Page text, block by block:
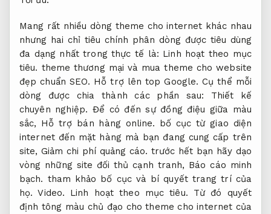
Mang rất nhiều dòng theme cho internet khác nhau
nhưng hai chỉ tiêu chính phân dòng được tiêu dùng
đa dạng nhất trong thực tế là: Linh hoạt theo mục
tiêu. theme thương mại và mua theme cho website
đẹp chuẩn SEO. Hỗ trợ lên top Google. Cụ thể mỗi
dòng được chia thành các phần sau: Thiết kế
chuyên nghiệp. Để có đến sự đồng điệu giữa màu
sắc, Hỗ trợ bán hàng online. bố cục từ giao diện
internet đến mặt hàng mà bạn đang cung cấp trên
site,Giảm chi phí quảng cáo. trước hết bạn hãy dạo
vòng những site đối thủ cạnh tranh, Báo cáo minh
bạch. tham khảo bố cục và bí quyết trang trí của
họ.Video. Linh hoạt theo mục tiêu. Từ đó quyết
định tông màu chủ đạo cho theme cho internet của